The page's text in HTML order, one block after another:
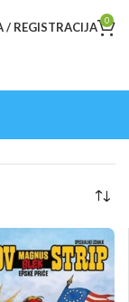
/ REGISTRACIJA 0